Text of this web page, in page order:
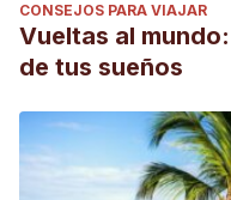
CONSEJOS PARA VIAJAR
Vueltas al
de tus sueños